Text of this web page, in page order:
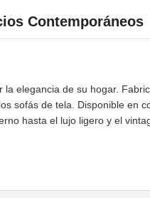
Contemporáneos
elegancia de su hogar.
sofás de tela. Disponible en
hasta el lujo ligero y el